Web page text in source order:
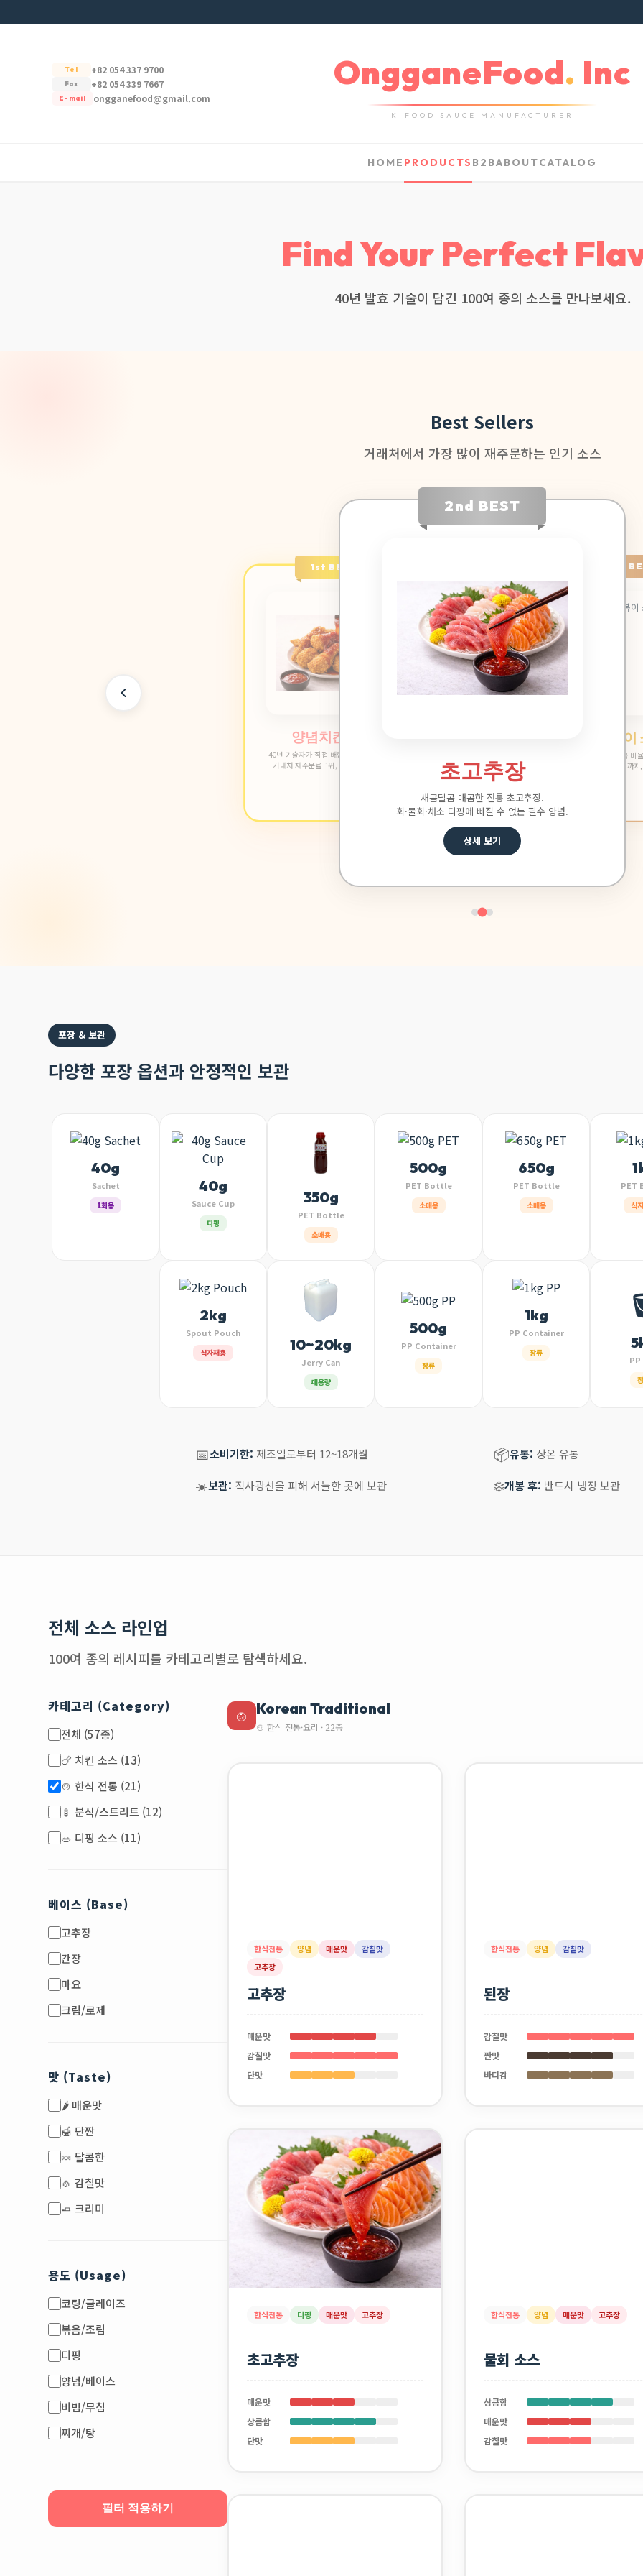
Tel +82 054 337 9700
Fax +82 054 339 7667
E-mail ongganefood@gmail.com
OngganeFood. Inc
K-FOOD SAUCE MANUFACTURER
HOME PRODUCTS B2BABOUTCATALOG
Find Your Perfect
40년 발효 기술이 담긴 100여 종의 소스를 만나보세요.
Best Sellers
거래처에서 가장 많이 재주문하는 인기 소스
양념치킨 소스
40년 기술자가 직접 배합한 양념치킨
거래처 재주문율 1위, 검증된 황금 비
2nd BEST
초고추장
새콤달콤 매콤한 전통 초고추장.
회·물회·채소 디핑에 빠질 수 없는 필수 양념.
3rd BEST
떡볶이 소스
분식점부터 가정까지, 실패 없는 맛.
상세 보기
포장 & 보관
다양한 포장 옵션과 안정적인 보관
40g
Sachet
1회용
40g
Sauce Cup
디핑
350g
PET Bottle
소매용
500g
PET Bottle
소매용
650g
PET Bottle
소매용
PET
식
2kg
Spout Pouch
식자재용 10~20kg
Jerry Can
대용량
500g
PP Container
장류
1kg
PP Container
장류
📅소비기한: 제조일로부터 12~18개월 📦유통: 상온 유통
☀️보관: 직사광선을 피해 서늘한 곳에 보관 ❄️개봉 후: 반드시 냉장 보관
전체 소스 라인업
100여 종의 레시피를 카테고리별로 탐색하세요.
카테고리 (Category)
전체 (57종)
🍗 치킨 소스 (13)
🍲 한식 전통 (21)
🍢 분식/스트리트 (12)
🥗 디핑 소스 (11)
베이스 (Base)
고추장
간장
마요
크림/로제
맛 (Taste)
🌶️ 매운맛
🍯 단짠
🍬 달콤한
🧄 감칠맛
🧈 크리미
용도 (Usage)
코팅/글레이즈
볶음/조림
디핑
양념/베이스
비빔/무침
찌개/탕
필터 적용하기
🍲 Korean Traditional
🍲 한식 전통·요리 · 22종
한식전통 양념 매운맛
감칠맛
고추장
고추장
매운맛
감칠맛
단맛
한식전통 양념 감칠맛
된장
감칠맛
짠맛
바디감
한식전통 디핑 매운맛 고추장
초고추장
매운맛
상큼함
단맛
한식전통 양념 매운맛 고추장
물회 소스
상큼함
매운맛
감칠맛